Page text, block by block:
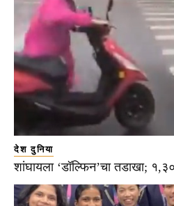
देश दुनिया
शांघायला ‘डॉल्फिन’चा तडाखा;